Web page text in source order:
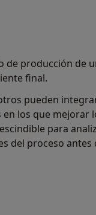
de producción de
final.
pueden
los que mejorar
para
del proceso antes